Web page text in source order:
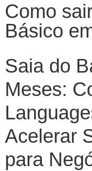
Como
Básico
Saia do
Meses:
Acelerar
para